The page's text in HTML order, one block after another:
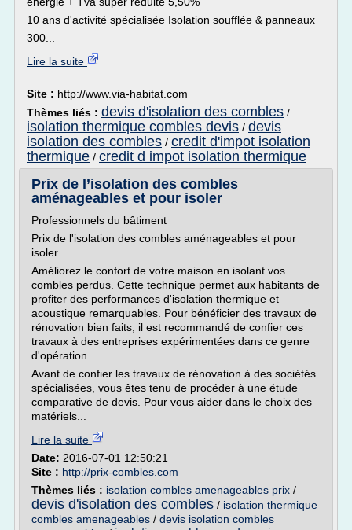
10 ans d'activité spécialisée Isolation soufflée & panneaux
300...
Lire la suite
Site : http://www.via-habitat.com
Thèmes liés : devis d'isolation des combles /
isolation thermique combles devis / devis
isolation des combles / credit d'impot isolation
thermique / credit d impot isolation thermique
Prix de l’isolation des combles
aménageables et pour isoler
Professionnels du bâtiment
Prix de l'isolation des combles aménageables et pour
isoler
Améliorez le confort de votre maison en isolant vos
combles perdus. Cette technique permet aux habitants de
profiter des performances d'isolation thermique et
acoustique remarquables. Pour bénéficier des travaux de
rénovation bien faits, il est recommandé de confier ces
travaux à des entreprises expérimentées dans ce genre
d'opération.
Avant de confier les travaux de rénovation à des sociétés
spécialisées, vous êtes tenu de procéder à une étude
comparative de devis. Pour vous aider dans le choix des
matériels...
Lire la suite
Date: 2016-07-01 12:50:21
Site : http://prix-combles.com
Thèmes liés : isolation combles amenageables prix /
devis d'isolation des combles / isolation thermique
combles amenageables / devis isolation combles